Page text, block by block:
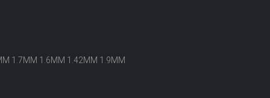
1.7MM 1.6MM 1.42MM 1.9MM